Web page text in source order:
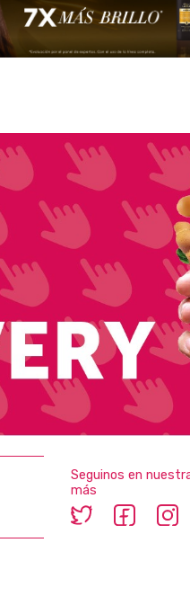
Seguinos en
más